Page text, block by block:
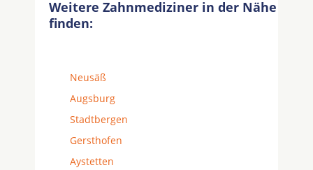
Weitere Zahnmediziner in der Nähe
finden:
Neusäß
Augsburg
Stadtbergen
Gersthofen
Aystetten